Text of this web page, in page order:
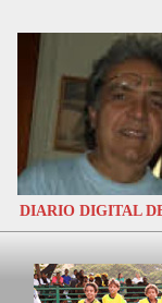
DIARIO DIGITAL